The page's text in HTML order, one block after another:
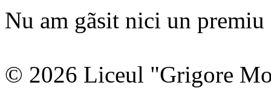
Nu am gãsit nici un premiu
© 2026 Liceul "Grigore